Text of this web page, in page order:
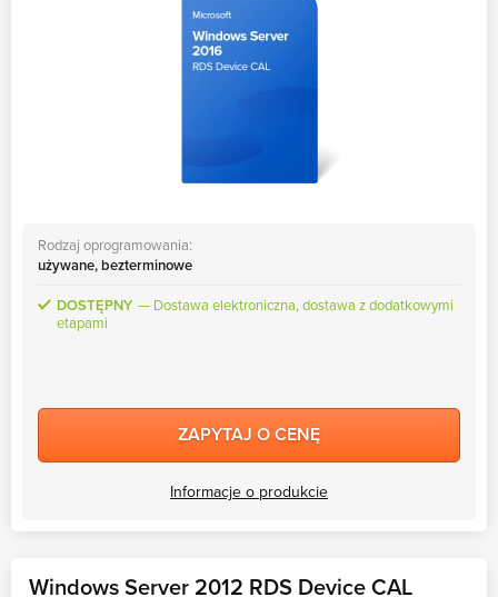
Rodzaj oprogramowania:
używane, bezterminowe
DOSTĘPNY
Dostawa elektroniczna, dostawa z dodatkowymi
etapami
ZAPYTAJ O CENĘ
Informacje o produkcie
Windows Server 2012 RDS Device CAL